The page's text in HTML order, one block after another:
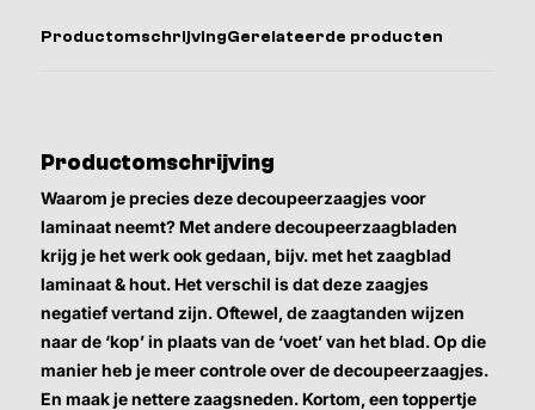
ProductomschrijvingGerelateerde producten
Productomschrijving
Waarom je precies deze decoupeerzaagjes voor
laminaat neemt? Met andere decoupeerzaagbladen
krijg je het werk ook gedaan, bijv. met het zaagblad
laminaat & hout. Het verschil is dat deze zaagjes
negatief vertand zijn. Oftewel, de zaagtanden wijzen
naar de ‘kop’ in plaats van de ‘voet’ van het blad. Op die
manier heb je meer controle over de decoupeerzaagjes.
En maak je nettere zaagsneden. Kortom, een toppertje